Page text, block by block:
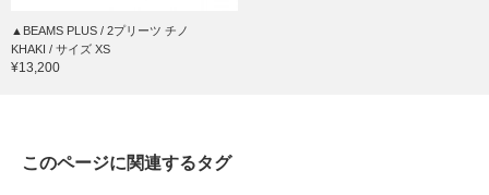
▲BEAMS PLUS / 2プリーツ チノ
KHAKI / サイズ XS
¥13,200
このページに関連するタグ